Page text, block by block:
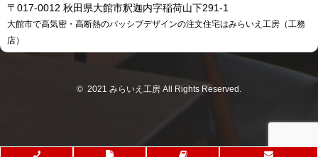
〒017-0012 秋田県大館市釈迦内字稲荷山下291-1
大館市で高気密・高断熱のパッシブデザインの注文住宅はみらいえ工房（工務
店）
© 2021 みらいえ工房 All Rights Reserved.